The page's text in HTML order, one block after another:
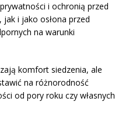
i ochronią przed
i jako osłona przed
na warunki
komfort siedzenia, ale
na różnorodność
od pory roku czy własnych